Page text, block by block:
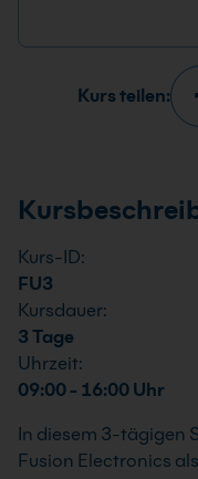
Kurs teilen:
Kurs-ID:
FU3
Kursdauer:
3 Tage
Uhrzeit:
09:00 - 16:00 Uhr
In diesem 3-tägigen
Fusion Electronics